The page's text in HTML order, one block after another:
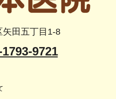
矢田五丁目1-8
9721